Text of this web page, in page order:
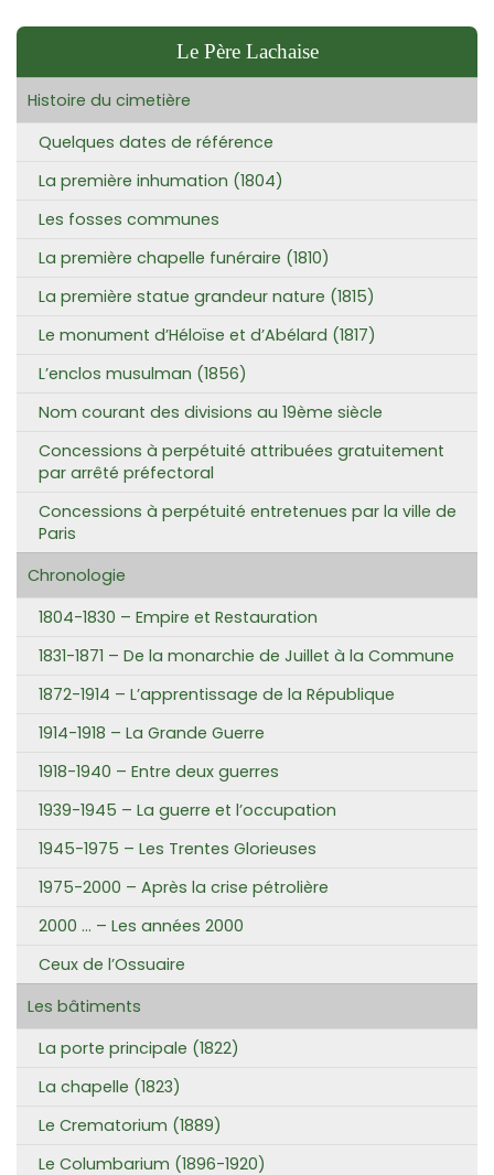
Le Père Lachaise
Histoire du cimetière
Quelques dates de référence
La première inhumation (1804)
Les fosses communes
La première chapelle funéraire (1810)
La première statue grandeur nature (1815)
Le monument d’Héloïse et d’Abélard (1817)
L’enclos musulman (1856)
Nom courant des divisions au 19ème siècle
Concessions à perpétuité attribuées gratuitement
par arrêté préfectoral
Concessions à perpétuité entretenues par la ville de
Paris
Chronologie
1804-1830 – Empire et Restauration
1831-1871 – De la monarchie de Juillet à la Commune
1872-1914 – L’apprentissage de la République
1914-1918 – La Grande Guerre
1918-1940 – Entre deux guerres
1939-1945 – La guerre et l’occupation
1945-1975 – Les Trentes Glorieuses
1975-2000 – Après la crise pétrolière
2000 … – Les années 2000
Ceux de l’Ossuaire
Les bâtiments
La porte principale (1822)
La chapelle (1823)
Le Crematorium (1889)
Le Columbarium (1896-1920)